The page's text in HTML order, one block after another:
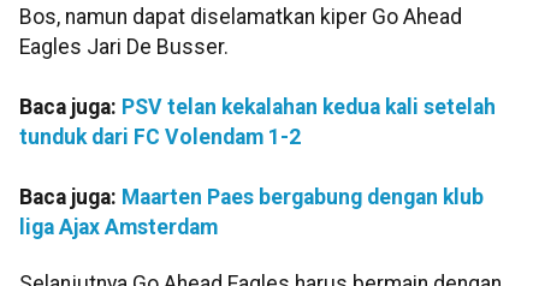
Bos, namun dapat diselamatkan kiper Go Ahead
Eagles Jari De Busser.
Baca juga: PSV telan kekalahan kedua kali setelah
tunduk dari FC Volendam 1-2
Baca juga: Maarten Paes bergabung dengan klub
liga Ajax Amsterdam